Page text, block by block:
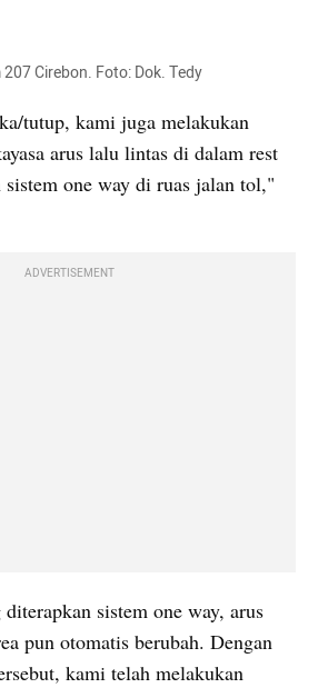
Cirebon. Foto: Dok. Tedy
tutup, kami juga melakukan
arus lalu lintas di dalam rest
one way di ruas jalan tol,"
ADVERTISEMENT
sistem one way, arus
pun otomatis berubah. Dengan
kami telah melakukan